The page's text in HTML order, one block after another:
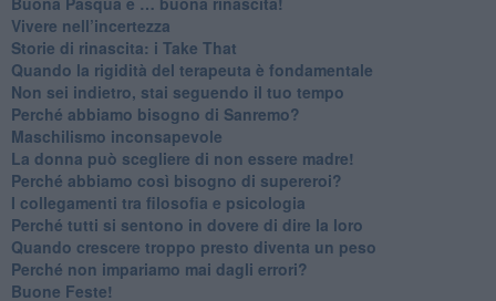
​Vivere nell’incertezza
​Storie di rinascita: i Take That
​Quando la rigidità del terapeuta è fondamentale
​Non sei indietro, stai seguendo il tuo tempo
​Perché abbiamo bisogno di Sanremo?
​Maschilismo inconsapevole
​La donna può scegliere di non essere madre!
​Perché abbiamo così bisogno di supereroi?
​I collegamenti tra filosofia e psicologia
​Perché tutti si sentono in dovere di dire la loro
​Quando crescere troppo presto diventa un peso
​Perché non impariamo mai dagli errori?
​Buone Feste!